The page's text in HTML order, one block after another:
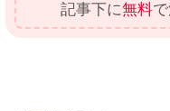
記事下に無料